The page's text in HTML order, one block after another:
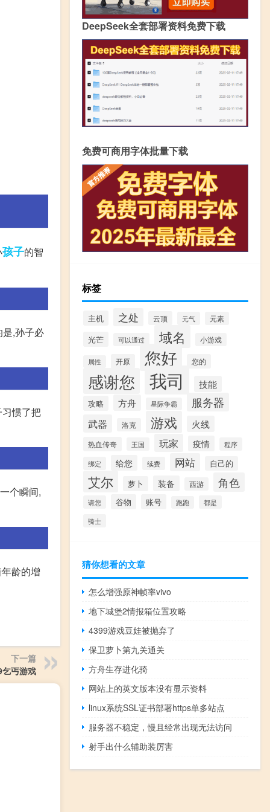
孩子的智
,孙子必
惯了把
个瞬间,
龄的增
下一篇
丐游戏
DeepSeek全套部署资料免费下载
免费可商用字体批量下载
标签
主机 之处 云顶 元气 元素
光芒 可以通过 域名 小游戏
属性 开原 您好 您的
感谢您 我司 技能
攻略 方舟 星际争霸 服务器
武器 洛克 游戏 火线
热血传奇 王国 玩家 疫情
程序
绑定
给您 续费 网站 自己的
艾尔 萝卜 装备 西游 角色
请您 谷物 账号 跑跑
都是
骑士
猜你想看的文章
怎么增强原神帧率vivo
地下城堡2情报箱位置攻略
4399游戏豆娃被抛弃了
保卫萝卜第九关通关
方舟生存进化骑
网站上的英文版本没有显示资料
linux系统SSL证书部署https单多站点
服务器不稳定，慢且经常出现无法访问
射手出什么辅助装厉害